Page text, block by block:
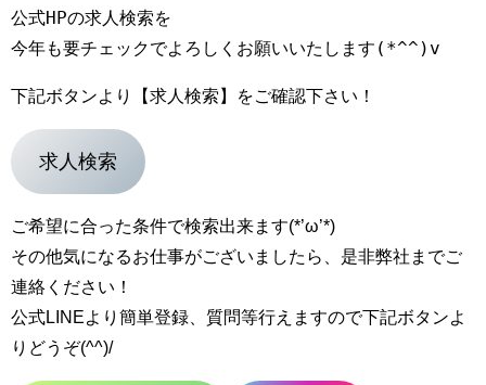
公式HPの求人検索を
下記ボタンより【求人検索】をご確認下さい！
求人検索
ご希望に合った条件で検索出来ます(*’ω’*)
その他気になるお仕事がございましたら、是非弊社までご
連絡ください！
公式LINEより簡単登録、質問等行えますので下記ボタンよ
りどうぞ(^^)/